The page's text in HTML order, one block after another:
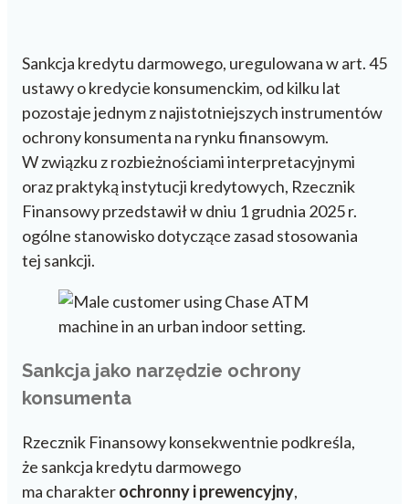
Sankcja kredytu darmowego, uregulowana w art. 45
ustawy o kredycie konsumenckim, od kilku lat
pozostaje jednym z najistotniejszych instrumentów
ochrony konsumenta na rynku finansowym.
W związku z rozbieżnościami interpretacyjnymi
oraz praktyką instytucji kredytowych, Rzecznik
Finansowy przedstawił w dniu 1 grudnia 2025 r.
ogólne stanowisko dotyczące zasad stosowania
tej sankcji.
Sankcja jako narzędzie ochrony
konsumenta
Rzecznik Finansowy konsekwentnie podkreśla,
że sankcja kredytu darmowego
ma charakterochronny i prewencyjny,